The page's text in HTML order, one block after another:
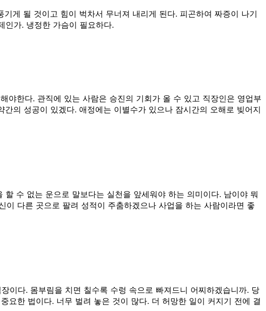
게 될 것이고 힘이 벅차서 무너져 내리게 된다. 피곤하여 짜증이 나기
인가. 냉정한 가슴이 필요하다.
야한다. 관직에 있는 사람은 승진의 기회가 올 수 있고 직장인은 영업부
의 성공이 있겠다. 애정에는 이별수가 있으나 잠시간의 오해로 빚어지
수 없는 운으로 말보다는 실천을 앞세워야 하는 의미이다. 남이야 뭐
다른 곳으로 팔려 성적이 주춤하겠으나 사업을 하는 사람이라면 좋
이다. 몸부림을 치면 칠수록 수렁 속으로 빠져드니 어찌하겠습니까. 당
요한 법이다. 너무 벌려 놓은 것이 많다. 더 허망한 일이 커지기 전에 결